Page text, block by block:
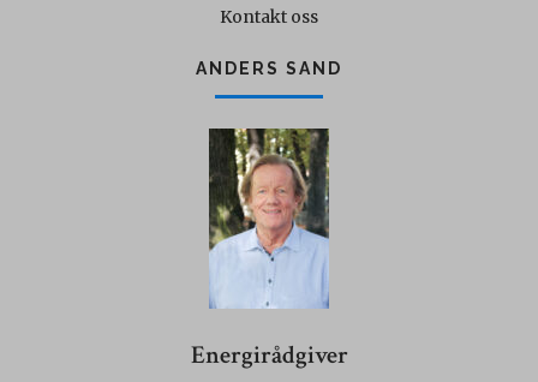
Kontakt oss
ANDERS SAND
Energirådgiver